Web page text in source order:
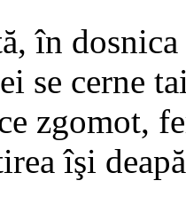
în
se cerne
zgomot,
îşi